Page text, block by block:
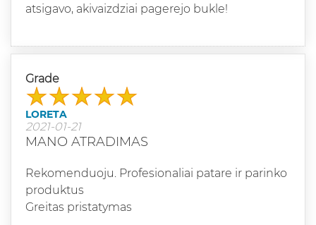
atsigavo, akivaizdziai pagerejo bukle!
Grade
LORETA
2021-01-21
MANO ATRADIMAS
Rekomenduoju. Profesionaliai patare ir parinko
produktus
Greitas pristatymas